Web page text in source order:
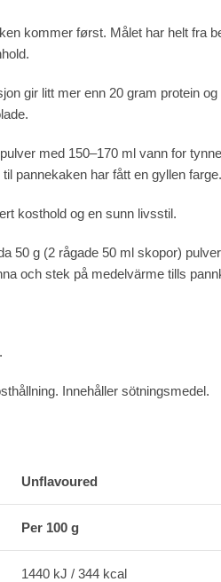
kommer først. Målet har helt
gir litt mer enn 20 gram protein
med 150–170 ml vann for
pannekaken har fått en gyllen farge.
kosthold og en sunn livsstil.
50 g (2 rågade 50 ml skopor)
och stek på medelvärme tills
Innehåller sötningsmedel.
Unflavoured
Per 100 g
1440 kJ / 344 kcal